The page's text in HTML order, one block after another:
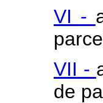
VI -
VII -
de